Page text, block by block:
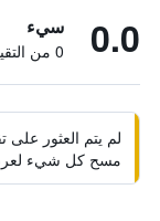
0.0 سيء
0 من التقييمات تم التحقق منها
لم يتم العثور على
مسح كل شيء